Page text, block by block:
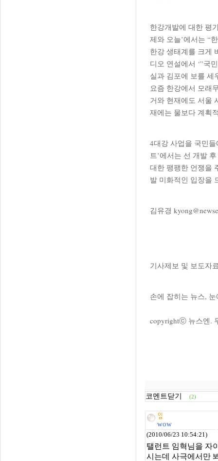
한강개발에 대한 평
제와 오늘’에서는 “
한강 생태계를 크게
디오 연설에서 ‘”국
실과 김포에 보를 세
요즘 한강에서 모래
거와 현재에도 서울
재에는 물보다 계획
4대강 사업을 국민
트’에서는 선 개발
대한 팽팽한 언쟁을
발 미화적인 입장을
김유경
기사제보 및 보도자
손에 잡히는 뉴스,
copyrightⓒ 뉴스엔.
코멘트닫기 (2)
wow
(2010/06/23 10:54:21)
탤런트 임혁님을 자
시는데 사극에서만